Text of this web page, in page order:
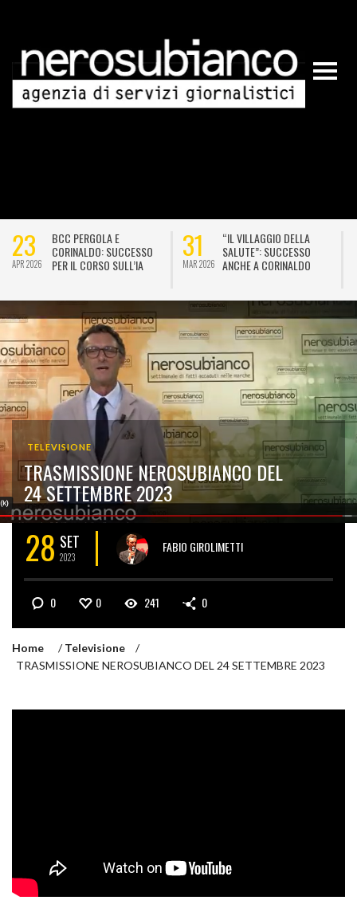
23
MAR 2026
BCC PERGOLA
CORINALDO: ECCO IL
“VILLAGGIO DELLA
19
FEB 2026
LA BCC PERGOLA
CORINALDO DONA LIBRI A
PEDIATRIA
TELEVISIONE
TRASMISSIONE NEROSUBIANCO DEL
24 SETTEMBRE 2023
28 SET
2023
FABIO GIROLIMETTI
0 0 241 0
Home /Televisione
/
TRASMISSIONE NEROSUBIANCO DEL 24 SETTEMBRE 2023